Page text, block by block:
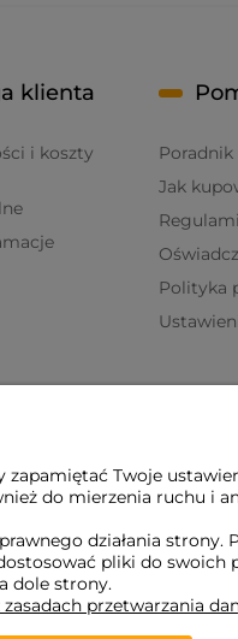
klienta
i koszty
Poradnik
Jak
Polityka
Twoje
do mierzenia ruchu i
działania
pliki do
dole strony.
przetwarzania